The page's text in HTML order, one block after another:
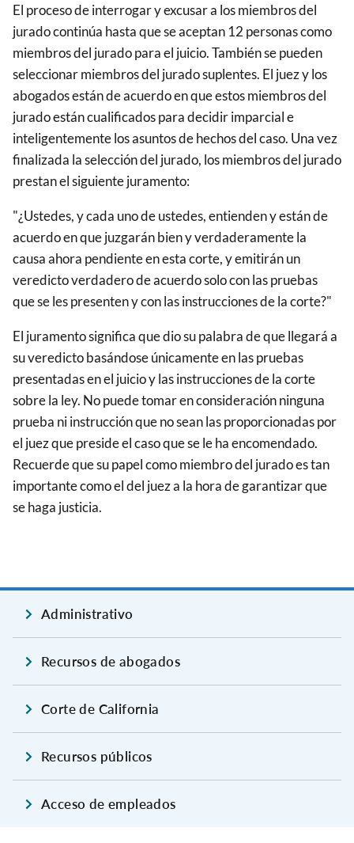
El proceso de interrogar y excusar a los miembros del
jurado continúa hasta que se aceptan 12 personas como
miembros del jurado para el juicio. También se pueden
seleccionar miembros del jurado suplentes. El juez y los
abogados están de acuerdo en que estos miembros del
jurado están cualificados para decidir imparcial e
inteligentemente los asuntos de hechos del caso. Una vez
finalizada la selección del jurado, los miembros del jurado
prestan el siguiente juramento:
"¿Ustedes, y cada uno de ustedes, entienden y están de
acuerdo en que juzgarán bien y verdaderamente la
causa ahora pendiente en esta corte, y emitirán un
veredicto verdadero de acuerdo solo con las pruebas
que se les presenten y con las instrucciones de la corte?"
El juramento significa que dio su palabra de que llegará a
su veredicto basándose únicamente en las pruebas
presentadas en el juicio y las instrucciones de la corte
sobre la ley. No puede tomar en consideración ninguna
prueba ni instrucción que no sean las proporcionadas por
el juez que preside el caso que se le ha encomendado.
Recuerde que su papel como miembro del jurado es tan
importante como el del juez a la hora de garantizar que
se haga justicia.
Administrativo
Recursos de abogados
Corte de California
Recursos públicos
Acceso de empleados